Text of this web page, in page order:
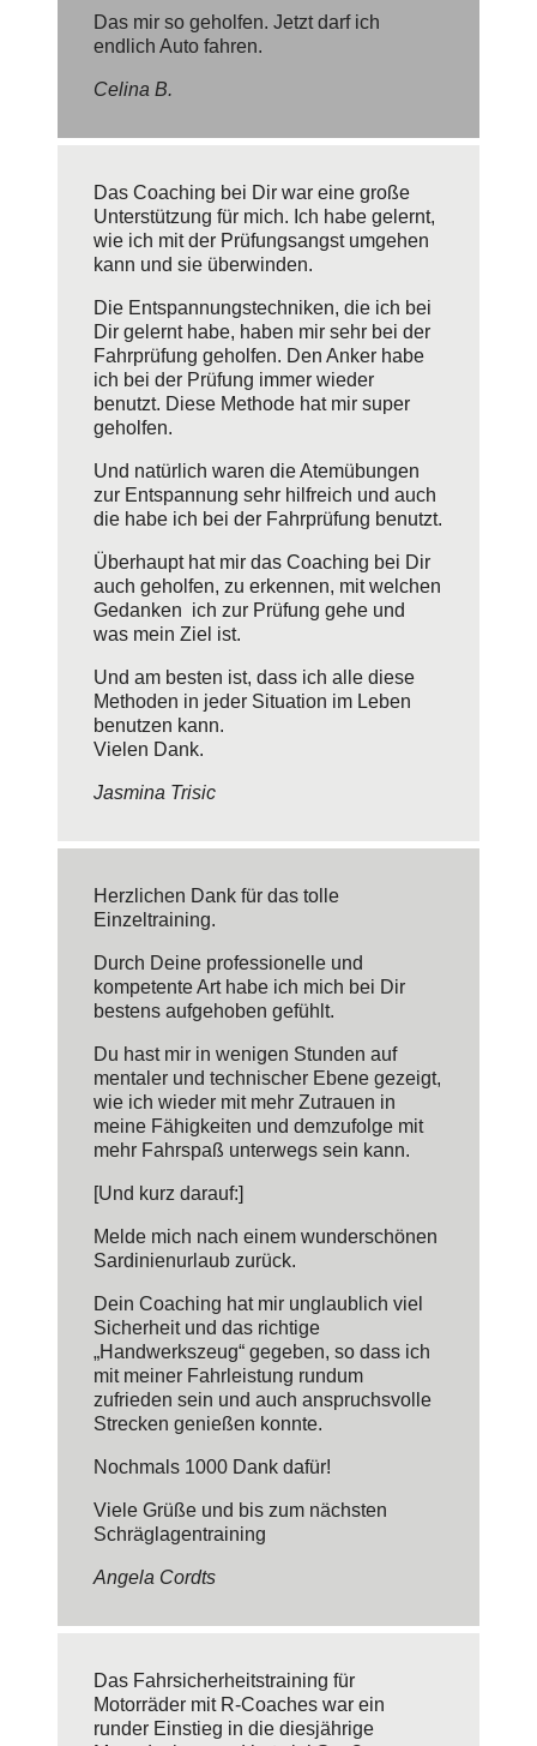
Das mir so geholfen. Jetzt darf ich
endlich Auto fahren.
Celina B.
Das Coaching bei Dir war eine große
Unterstützung für mich. Ich habe gelernt,
wie ich mit der Prüfungsangst umgehen
kann und sie überwinden.
Die Entspannungstechniken, die ich bei
Dir gelernt habe, haben mir sehr bei der
Fahrprüfung geholfen. Den Anker habe
ich bei der Prüfung immer wieder
benutzt. Diese Methode hat mir super
geholfen.
Und natürlich waren die Atemübungen
zur Entspannung sehr hilfreich und auch
die habe ich bei der Fahrprüfung benutzt.
Überhaupt hat mir das Coaching bei Dir
auch geholfen, zu erkennen, mit welchen
Gedanken ich zur Prüfung gehe und
was mein Ziel ist.
Und am besten ist, dass ich alle diese
Methoden in jeder Situation im Leben
benutzen kann.
Vielen Dank.
Jasmina Trisic
Herzlichen Dank für das tolle
Einzeltraining.
Durch Deine professionelle und
kompetente Art habe ich mich bei Dir
bestens aufgehoben gefühlt.
Du hast mir in wenigen Stunden auf
mentaler und technischer Ebene gezeigt,
wie ich wieder mit mehr Zutrauen in
meine Fähigkeiten und demzufolge mit
mehr Fahrspaß unterwegs sein kann.
[Und kurz darauf:]
Melde mich nach einem wunderschönen
Sardinienurlaub zurück.
Dein Coaching hat mir unglaublich viel
Sicherheit und das richtige
„Handwerkszeug“ gegeben, so dass ich
mit meiner Fahrleistung rundum
zufrieden sein und auch anspruchsvolle
Strecken genießen konnte.
Nochmals 1000 Dank dafür!
Viele Grüße und bis zum nächsten
Schräglagentraining
Angela Cordts
Das Fahrsicherheitstraining für
Motorräder mit R-Coaches war ein
runder Einstieg in die diesjährige